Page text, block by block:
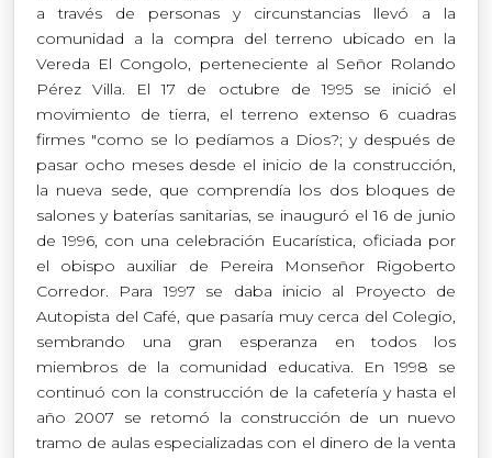
a través de personas y circunstancias llevó a la
comunidad a la compra del terreno ubicado en la
Vereda El Congolo, perteneciente al Señor Rolando
Pérez Villa. El 17 de octubre de 1995 se inició el
movimiento de tierra, el terreno extenso 6 cuadras
firmes "como se lo pedíamos a Dios?; y después de
pasar ocho meses desde el inicio de la construcción,
la nueva sede, que comprendía los dos bloques de
salones y baterías sanitarias, se inauguró el 16 de junio
de 1996, con una celebración Eucarística, oficiada por
el obispo auxiliar de Pereira Monseñor Rigoberto
Corredor. Para 1997 se daba inicio al Proyecto de
Autopista del Café, que pasaría muy cerca del Colegio,
sembrando una gran esperanza en todos los
miembros de la comunidad educativa. En 1998 se
continuó con la construcción de la cafetería y hasta el
año 2007 se retomó la construcción de un nuevo
tramo de aulas especializadas con el dinero de la venta